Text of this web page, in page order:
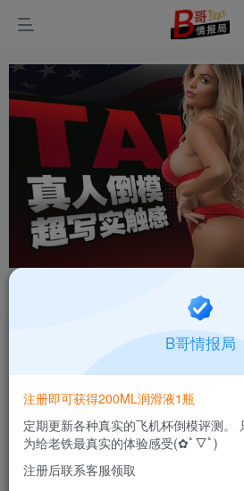
【榨汁刺激】刺激飞机杯名器
雅飞机杯名器评测！-阿B测评
阿B评测
1个月前更新
B哥情报局
注册即可获得200ML润滑液1瓶
定期更新各种真实的飞机杯倒模评测。
为给老铁最真实的体验感受(✿ﾟ▽ﾟ)
注册后联系客服领取